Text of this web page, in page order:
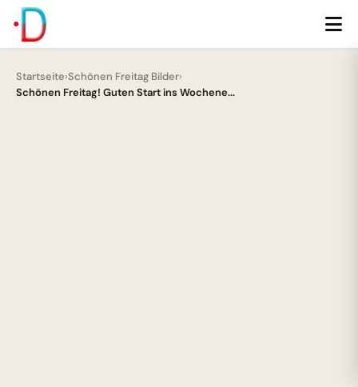
Startseite›Schönen Freitag Bilder›
Schönen Freitag! Guten Start ins Wochene...